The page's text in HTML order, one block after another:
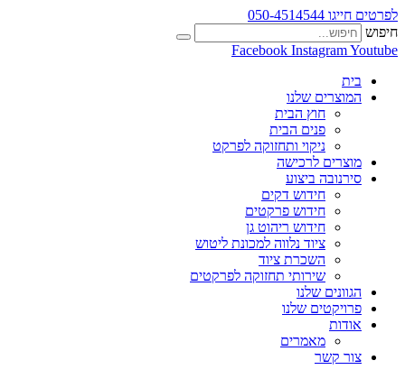
לפרטים חייגו 050-4514544
חיפוש
Facebook InstagramYoutube
בית
המוצרים שלנו
חוץ הבית
פנים הבית
ניקוי ותחזוקה לפרקט
מוצרים לרכישה
סירנובה ביצוע
חידוש דקים
חידוש פרקטים
חידוש ריהוט גן
ציוד נלווה למכונת ליטוש
השכרת ציוד
שירותי תחזוקה לפרקטים
הגוונים שלנו
פרויקטים שלנו
אודות
מאמרים
צור קשר